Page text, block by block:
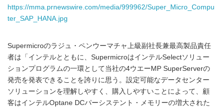
https://mma.prnewswire.com/media/999962/Super_Micro_Compu
ter_SAP_HANA.jpg
Supermicroのラジュ・ペンウーマチャ上級副社長兼最高製品責任
者は「インテルとともに、SupermicroはインテルSelectソリュー
ションプログラムの一環として当社の4ウエーMP SuperServerの
発売を発表できることを誇りに思う。設定可能なデータセンター
ソリューションを理解しやすく、購入しやすいことによって、顧
客はインテルOptane DCパーシステント・メモリーの増大された